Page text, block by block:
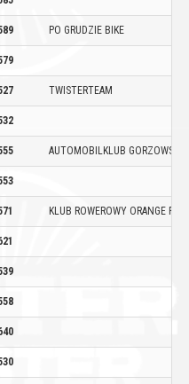
PO GRUDZIE BIKE
TWISTERTEAM
AUTOMOBILKLUB GORZOWSKI
KLUB ROWEROWY ORANGE